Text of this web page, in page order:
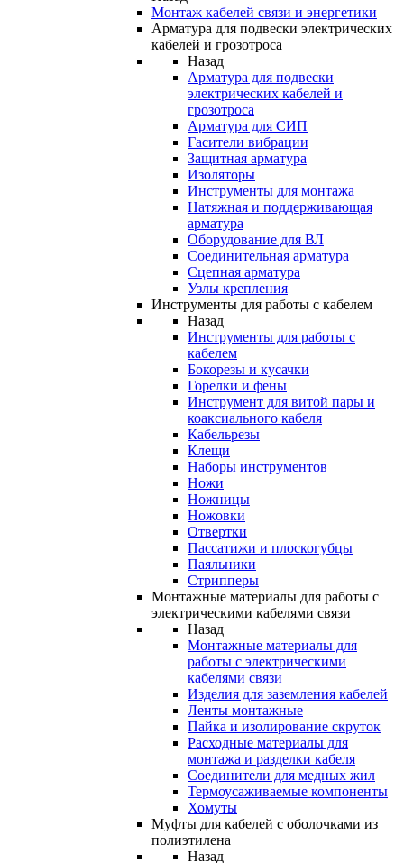
Монтаж кабелей связи и энергетики
Арматура для подвески электрических
кабелей и грозотроса
Назад
Арматура для подвески
электрических кабелей и
грозотроса
Арматура для СИП
Гасители вибрации
Защитная арматура
Изоляторы
Инструменты для монтажа
Натяжная и поддерживающая
арматура
Оборудование для ВЛ
Соединительная арматура
Сцепная арматура
Узлы крепления
Инструменты для работы с кабелем
Назад
Инструменты для работы с
кабелем
Бокорезы и кусачки
Горелки и фены
Инструмент для витой пары и
коаксиального кабеля
Кабельрезы
Клещи
Наборы инструментов
Ножи
Ножницы
Ножовки
Отвертки
Пассатижи и плоскогубцы
Паяльники
Стрипперы
Монтажные материалы для работы с
электрическими кабелями связи
Назад
Монтажные материалы для
работы с электрическими
кабелями связи
Изделия для заземления кабелей
Ленты монтажные
Пайка и изолирование скруток
Расходные материалы для
монтажа и разделки кабеля
Соединители для медных жил
Термоусаживаемые компоненты
Хомуты
Муфты для кабелей с оболочками из
полиэтилена
Назад